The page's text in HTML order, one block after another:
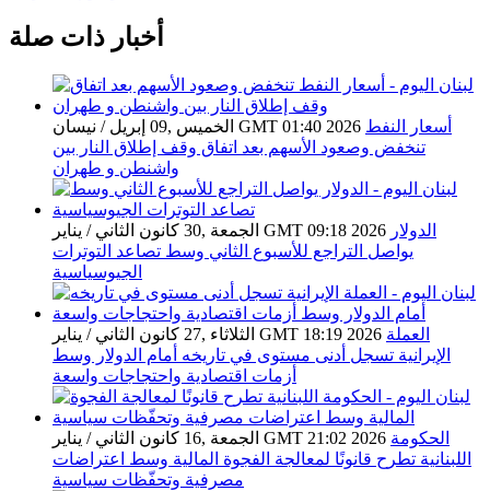
أخبار ذات صلة
الخميس ,09 إبريل / نيسان GMT 01:40 2026 أسعار النفط
تنخفض وصعود الأسهم بعد اتفاق وقف إطلاق النار بين
واشنطن و طهران
الجمعة ,30 كانون الثاني / يناير GMT 09:18 2026 الدولار
يواصل التراجع للأسبوع الثاني وسط تصاعد التوترات
الجيوسياسية
الثلاثاء ,27 كانون الثاني / يناير GMT 18:19 2026 العملة
الإيرانية تسجل أدنى مستوى في تاريخه أمام الدولار وسط
أزمات اقتصادية واحتجاجات واسعة
الجمعة ,16 كانون الثاني / يناير GMT 21:02 2026 الحكومة
اللبنانية تطرح قانونًا لمعالجة الفجوة المالية وسط اعتراضات
مصرفية وتحفّظات سياسية